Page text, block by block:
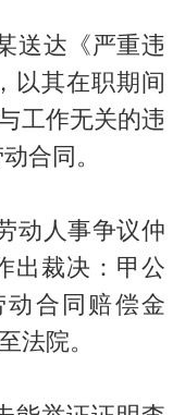
送达《严重违
以其在职期间
工作无关的违
合同。
动人事争议仲
出裁决：甲公
合同赔偿金
法院。